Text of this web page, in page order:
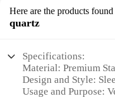
Here are the products
quartz
Specifications:
Material: Premium
Design and Style:
Usage and Purpose: